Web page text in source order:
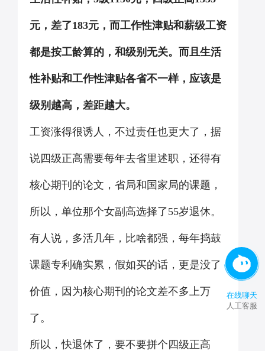
元，差了183元，而工作性津贴和薪级工资
都是按工龄算的，和级别无关。而且生活
性补贴和工作性津贴各省不一样，应该是
级别越高，差距越大。
工资涨得很诱人，不过责任也更大了，据
说四级正高需要每年去省里述职，还得有
核心期刊的论文，省局和国家局的课题，
所以，单位那个女副高选择了55岁退休。
有人说，多活几年，比啥都强，每年捣鼓
课题专利确实累，假如买的话，更是没了
价值，因为核心期刊的论文差不多上万
了。
所以，快退休了，要不要拼个四级正高
在线聊天
人工客服